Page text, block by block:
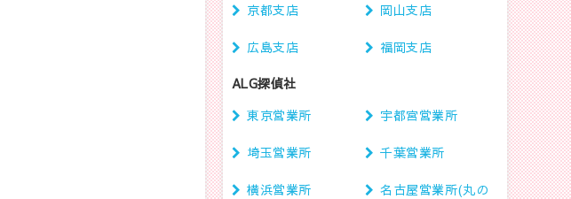
京都支店 岡山支店
広島支店 福岡支店
ALG探偵社
東京営業所
宇都宮営業所
埼玉営業所 千葉営業所
横浜営業所
名古屋営業所(丸の